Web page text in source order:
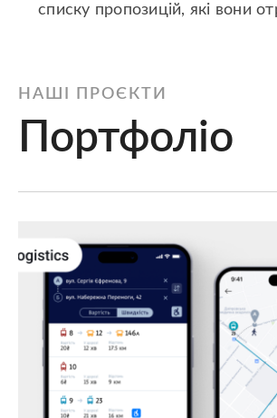
списку пропозицій, які вони
НАШІ ПРОЄКТИ
Портфоліо